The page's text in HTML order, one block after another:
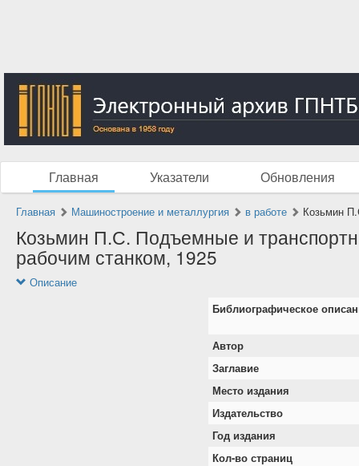
Главная Указатели Обновления
Главная Машиностроение и металлургия в работе Козьмин
Козьмин П.С. Подъемные и
рабочим станком, 1925
Описание
Библиографическое
Автор
Заглавие
Место издания
Издательство
Год издания
Кол-во страниц